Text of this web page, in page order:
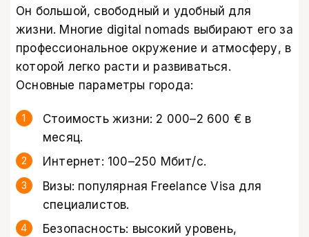
Он большой, свободный и удобный для
жизни. Многие digital nomads выбирают его за
профессиональное окружение и атмосферу, в
которой легко расти и развиваться.
Основные параметры города:
Стоимость жизни: 2 000–2 600 € в
месяц.
Интернет: 100–250 Мбит/с.
Визы: популярная Freelance Visa для
специалистов.
Безопасность: высокий уровень,